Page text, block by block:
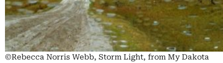
©Rebecca Norris Webb, Storm Light, from My Dakota